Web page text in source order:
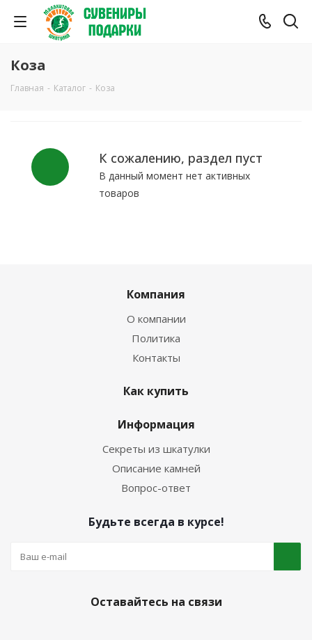
Коза
Главная - Каталог - Коза
К сожалению, раздел пуст
В данный момент нет активных
товаров
Компания
О компании
Политика
Контакты
Как купить
Информация
Секреты из шкатулки
Описание камней
Вопрос-ответ
Будьте всегда в курсе!
Оставайтесь на связи